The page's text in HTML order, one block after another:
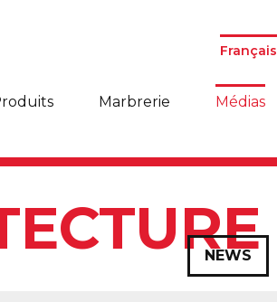
Français
Marbrerie Médias
NEWS